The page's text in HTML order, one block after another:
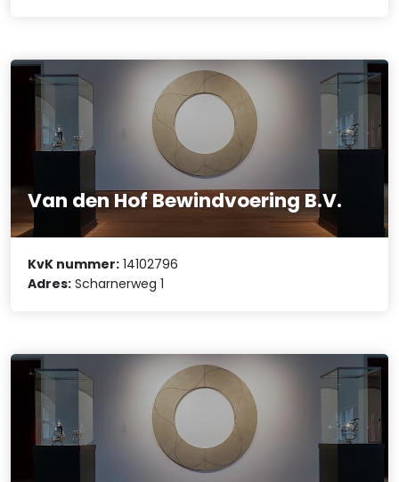
Van den Hof Bewindvoering B.V.
KvK nummer: 14102796
Adres: Scharnerweg 1